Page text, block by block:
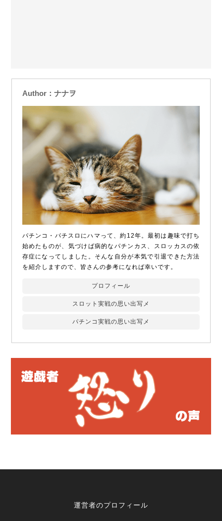
Author：ナナヲ
パチンコ・パチスロにハマって、約12年。最初は趣味で打ち
始めたものが、気づけば病的なパチンカス、スロッカスの依
存症になってしました。そんな自分が本気で引退できた方法
を紹介しますので、皆さんの参考になれば幸いです。
プロフィール
スロット実戦の思い出写メ
パチンコ実戦の思い出写メ
運営者のプロフィール